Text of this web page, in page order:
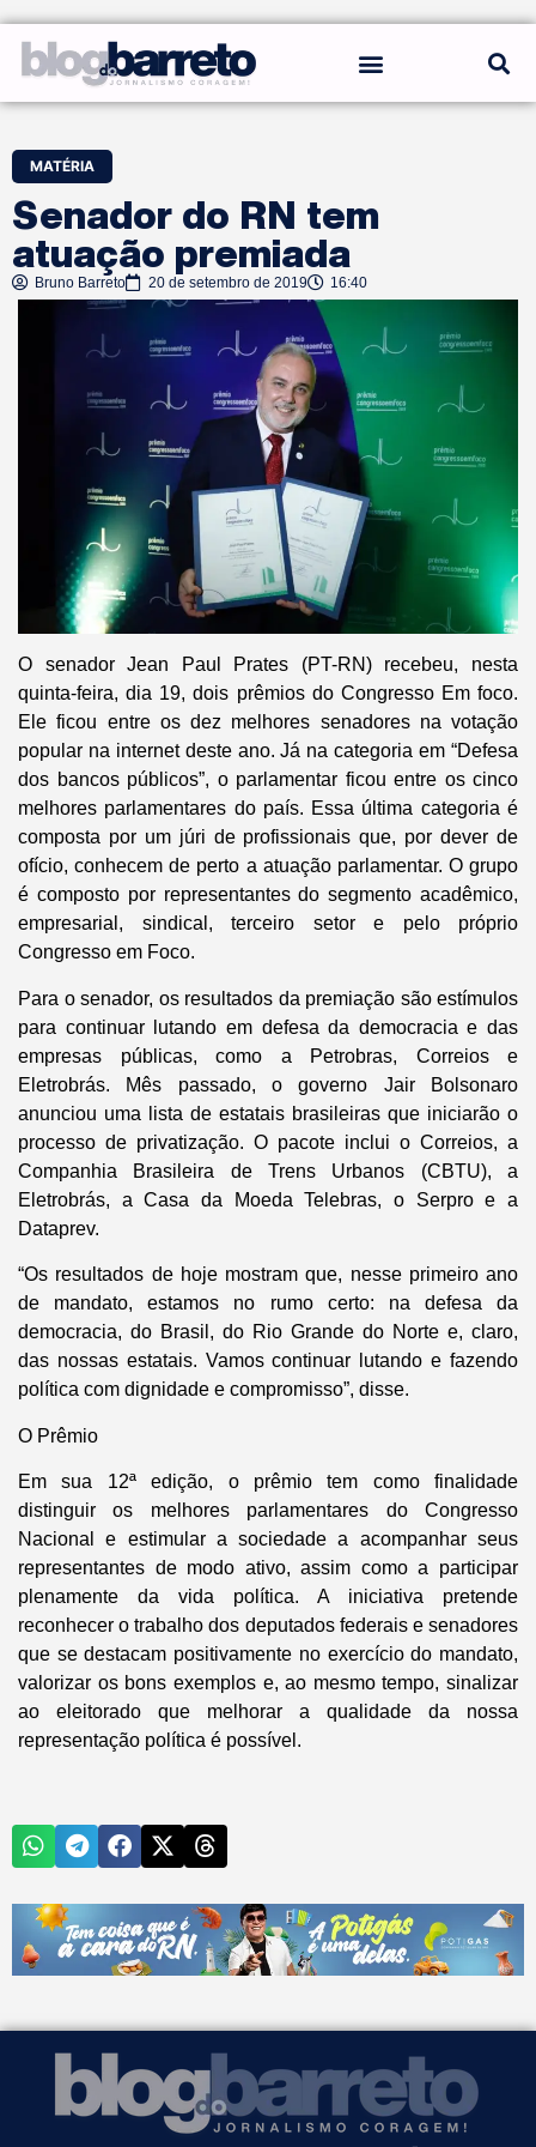
MATÉRIA
Senador do RN tem
atuação premiada
Bruno Barreto 20 de setembro de 2019 16:40
O senador Jean Paul Prates (PT-RN) recebeu, nesta
quinta-feira, dia 19, dois prêmios do Congresso Em foco.
Ele ficou entre os dez melhores senadores na votação
popular na internet deste ano. Já na categoria em “Defesa
dos bancos públicos”, o parlamentar ficou entre os cinco
melhores parlamentares do país. Essa última categoria é
composta por um júri de profissionais que, por dever de
ofício, conhecem de perto a atuação parlamentar. O grupo
é composto por representantes do segmento acadêmico,
empresarial, sindical, terceiro setor e pelo próprio
Congresso em Foco.
Para o senador, os resultados da premiação são estímulos
para continuar lutando em defesa da democracia e das
empresas públicas, como a Petrobras, Correios e
Eletrobrás. Mês passado, o governo Jair Bolsonaro
anunciou uma lista de estatais brasileiras que iniciarão o
processo de privatização. O pacote inclui o Correios, a
Companhia Brasileira de Trens Urbanos (CBTU), a
Eletrobrás, a Casa da Moeda Telebras, o Serpro e a
Dataprev.
“Os resultados de hoje mostram que, nesse primeiro ano
de mandato, estamos no rumo certo: na defesa da
democracia, do Brasil, do Rio Grande do Norte e, claro,
das nossas estatais. Vamos continuar lutando e fazendo
política com dignidade e compromisso”, disse.
O Prêmio
Em sua 12ª edição, o prêmio tem como finalidade
distinguir os melhores parlamentares do Congresso
Nacional e estimular a sociedade a acompanhar seus
representantes de modo ativo, assim como a participar
plenamente da vida política. A iniciativa pretende
reconhecer o trabalho dos deputados federais e senadores
que se destacam positivamente no exercício do mandato,
valorizar os bons exemplos e, ao mesmo tempo, sinalizar
ao eleitorado que melhorar a qualidade da nossa
representação política é possível.